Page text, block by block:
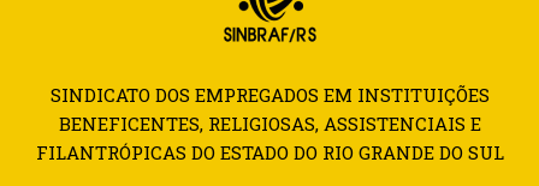
SINDICATO DOS EMPREGADOS EM INSTITUIÇÕES
BENEFICENTES, RELIGIOSAS, ASSISTENCIAIS E
FILANTRÓPICAS DO ESTADO DO RIO GRANDE DO SUL